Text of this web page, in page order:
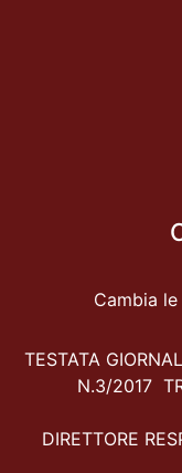
Cambia
TESTATA
N.3/2017
DIRETTORE